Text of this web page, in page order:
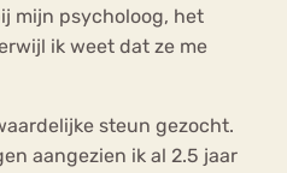
mijn psycholoog, het
ik weet dat ze me
steun gezocht.
aangezien ik al 2.5 jaar